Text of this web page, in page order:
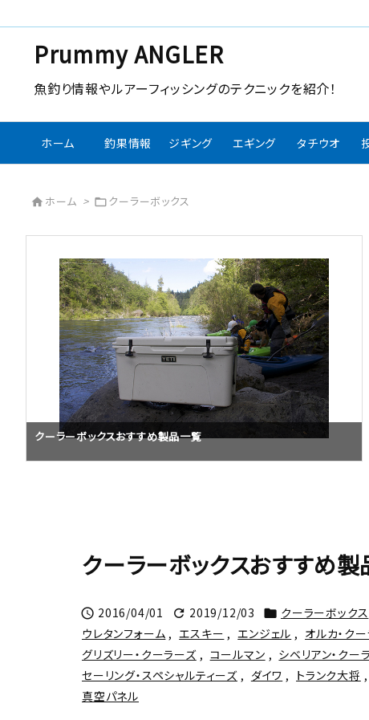
Prummy ANGLER
魚釣り情報やルアーフィッシングのテクニックを紹介！
ホーム 釣果情報 ジギング エギング タチウオ
 ホーム > クーラーボックス
クーラーボックスおすすめ製品一覧
クーラーボックスおすすめ
 2016/04/01  2019/12/03  クーラーボックス
ウレタンフォーム , エスキー , エンジェル , オルカ・ク
グリズリー・クーラーズ , コールマン , シベリアン・クー
セーリング・スペシャルティーズ , ダイワ , トランク大将 ,
真空パネル